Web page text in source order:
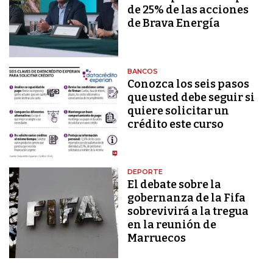
de 25% de las acciones
de Brava Energía
BANCOS
Conozca los seis pasos
que usted debe seguir si
quiere solicitar un
crédito este curso
DEPORTE
El debate sobre la
gobernanza de la Fifa
sobrevivirá a la tregua
en la reunión de
Marruecos